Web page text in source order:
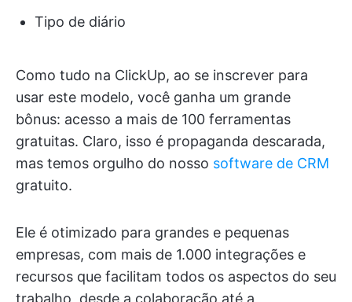
Tipo de diário
Como tudo na ClickUp, ao se inscrever para
usar este modelo, você ganha um grande
bônus: acesso a mais de 100 ferramentas
gratuitas. Claro, isso é propaganda descarada,
mas temos orgulho do nosso software de CRM
gratuito.
Ele é otimizado para grandes e pequenas
empresas, com mais de 1.000 integrações e
recursos que facilitam todos os aspectos do seu